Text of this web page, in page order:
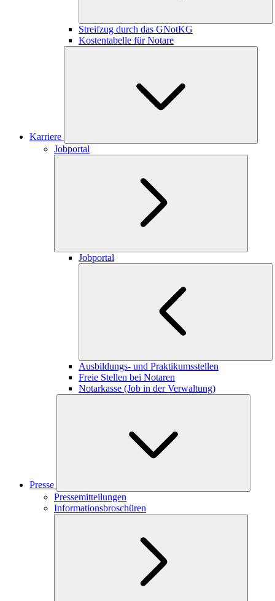
Streifzug durch das GNotKG
Kostentabelle für Notare
Karriere
Jobportal
Jobportal
Ausbildungs- und Praktikumsstellen
Freie Stellen bei Notaren
Notarkasse (Job in der Verwaltung)
Presse
Pressemitteilungen
Informationsbroschüren